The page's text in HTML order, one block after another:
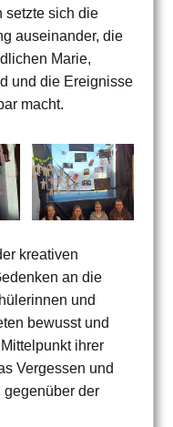
setzte sich die
auseinander, die
Marie,
und die Ereignisse
macht.
kreativen
an die
und
bewusst und
ihrer
Vergessen und
gegenüber der